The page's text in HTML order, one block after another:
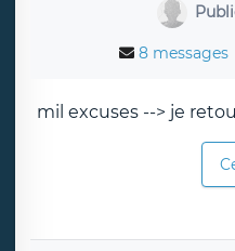
8 messages
mil excuses --> je